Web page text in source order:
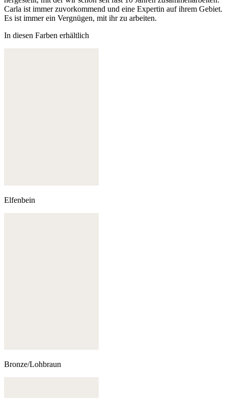
Carla ist immer zuvorkommend und eine Expertin auf ihrem Gebiet.
Es ist immer ein Vergnügen, mit ihr zu arbeiten.
In diesen Farben erhältlich
Elfenbein
Bronze/Lohbraun